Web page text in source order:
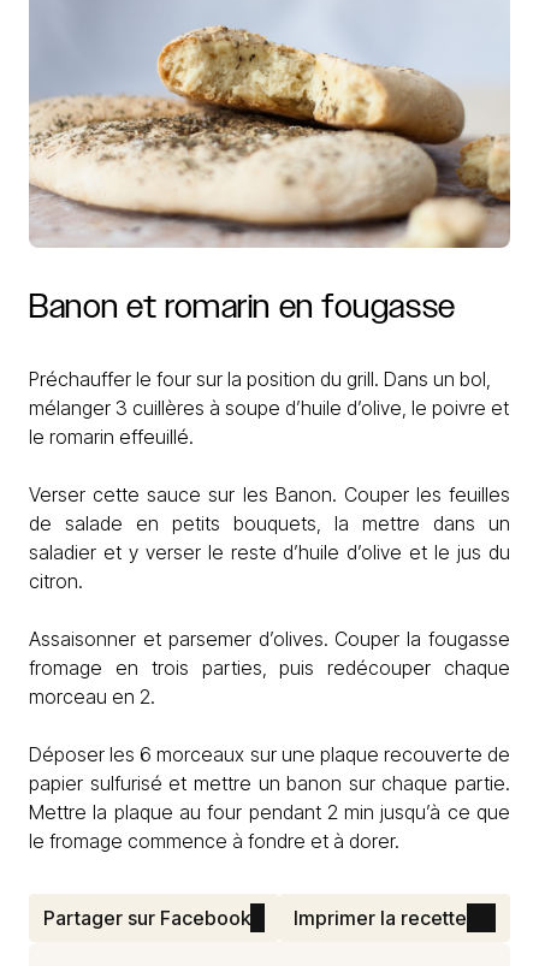
Banon et romarin en fougasse
Préchauffer le four sur la position du grill. Dans un bol,
mélanger 3 cuillères à soupe d’huile d’olive, le poivre et
le romarin effeuillé.
Verser cette sauce sur les Banon. Couper les feuilles
de salade en petits bouquets, la mettre dans un
saladier et y verser le reste d’huile d’olive et le jus du
citron.
Assaisonner et parsemer d’olives. Couper la fougasse
fromage en trois parties, puis redécouper chaque
morceau en 2.
Déposer les 6 morceaux sur une plaque recouverte de
papier sulfurisé et mettre un banon sur chaque partie.
Mettre la plaque au four pendant 2 min jusqu’à ce que
le fromage commence à fondre et à dorer.
Partager sur Facebook Imprimer la recette